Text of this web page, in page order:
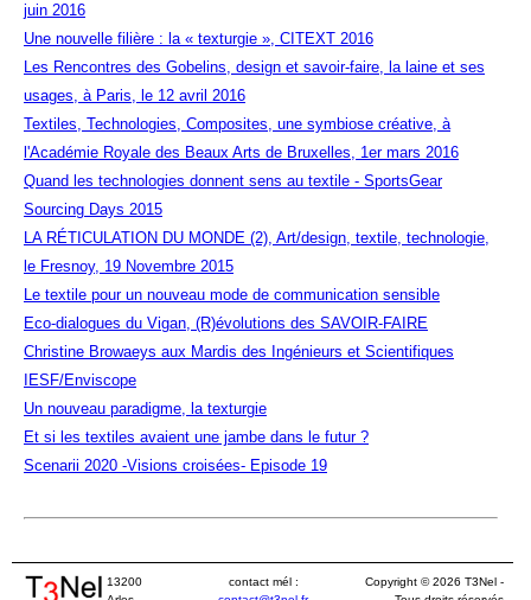
juin 2016
Une nouvelle filière : la « texturgie », CITEXT 2016
Les Rencontres des Gobelins, design et savoir-faire, la laine et ses
usages, à Paris, le 12 avril 2016
Textiles, Technologies, Composites, une symbiose créative, à
l'Académie Royale des Beaux Arts de Bruxelles, 1er mars 2016
Quand les technologies donnent sens au textile - SportsGear
Sourcing Days 2015
LA RÉTICULATION DU MONDE (2), Art/design, textile, technologie,
le Fresnoy, 19 Novembre 2015
Le textile pour un nouveau mode de communication sensible
Eco-dialogues du Vigan, (R)évolutions des SAVOIR-FAIRE
Christine Browaeys aux Mardis des Ingénieurs et Scientifiques
IESF/Enviscope
Un nouveau paradigme, la texturgie
Et si les textiles avaient une jambe dans le futur ?
Scenarii 2020 -Visions croisées- Episode 19
13200
contact mél :
Copyright © 2026 T3Nel -